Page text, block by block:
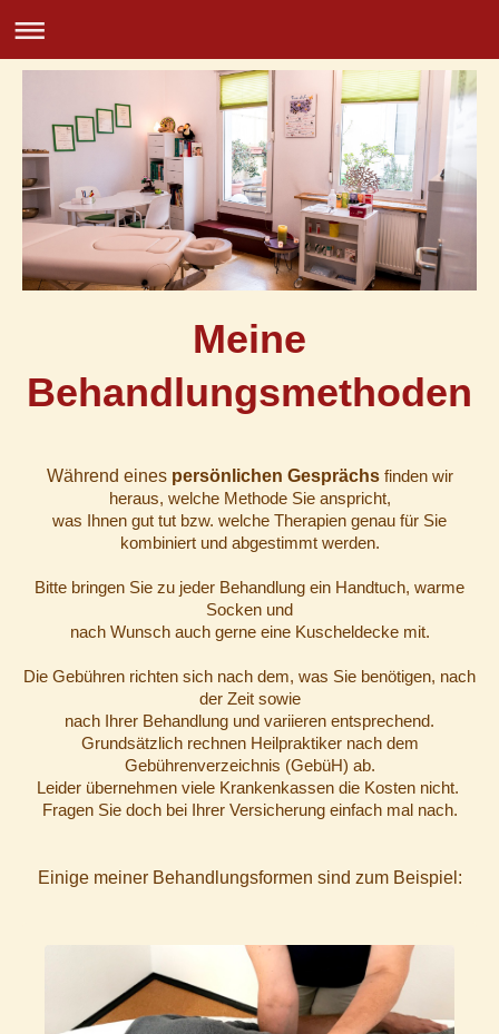
Meine
Behandlungsmethoden
Während eines persönlichen Gesprächsfinden wir
heraus, welche Methode Sie anspricht,
was Ihnen gut tut bzw. welche Therapien genau für Sie
kombiniert und abgestimmt werden.
Bitte bringen Sie zu jeder Behandlung ein Handtuch, warme
Socken und
nach Wunsch auch gerne eine Kuscheldecke mit.
Die Gebühren richten sich nach dem, was Sie benötigen, nach
der Zeit sowie
nach Ihrer Behandlung und variieren entsprechend.
Grundsätzlich rechnen Heilpraktiker nach dem
Gebührenverzeichnis (GebüH) ab.
Leider übernehmen viele Krankenkassen die Kosten nicht.
Fragen Sie doch bei Ihrer Versicherung einfach mal nach.
Einige meiner Behandlungsformen sind zum Beispiel: